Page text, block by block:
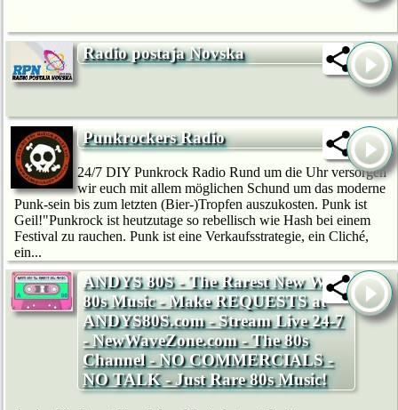
Radio postaja Novska
Punkrockers Radio
24/7 DIY Punkrock Radio Rund um die Uhr versorgen
wir euch mit allem möglichen Schund um das moderne
Punk-sein bis zum letzten (Bier-)Tropfen auszukosten. Punk ist
Geil!"Punkrock ist heutzutage so rebellisch wie Hash bei einem
Festival zu rauchen. Punk ist eine Verkaufsstrategie, ein Cliché,
ein...
ANDYS 80S - The Rarest New Wave
80s Music - Make REQUESTS at
ANDYS80S.com - Stream Live 24-7
- NewWaveZone.com - The 80s
Channel - NO COMMERCIALS -
NO TALK - Just Rare 80s Music!